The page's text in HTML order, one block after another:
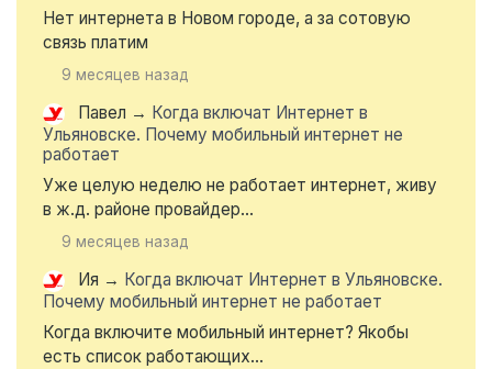
Нет интернета в Новом городе, а за сотовую
связь платим
9 месяцев назад
Павел → Когда включат Интернет в
Ульяновске. Почему мобильный интернет не
работает
Уже целую неделю не работает интернет, живу
в ж.д. районе провайдер...
9 месяцев назад
Ия → Когда включат Интернет в Ульяновске.
Почему мобильный интернет не работает
Когда включите мобильный интернет? Якобы
есть список работающих...